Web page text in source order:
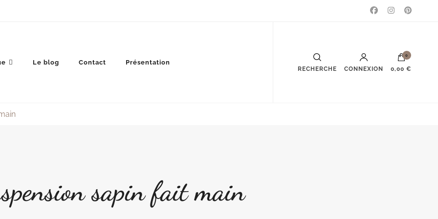
Le blog Contact Présentation
RECHERCHE CONNEXION
0
0,00 €
sapin fait main